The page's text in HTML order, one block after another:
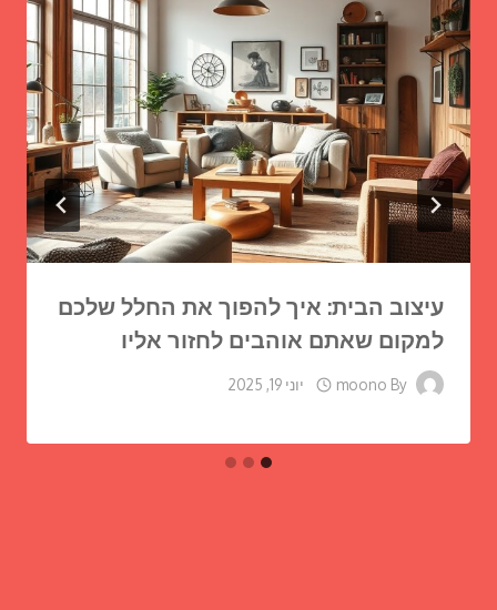
עיצוב הבית: איך להפוך את החלל שלכם
למקום שאתם אוהבים לחזור אליו
By
moono יוני 19, 2025